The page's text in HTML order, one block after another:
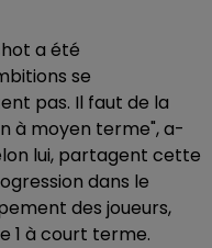
a été
se
pas. Il faut de la
à moyen terme", a-
lui, partagent cette
dans le
des joueurs,
1 à court terme.